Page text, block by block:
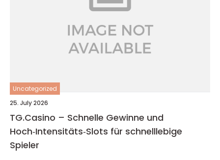
Uncategorized
25. July 2026
TG.Casino – Schnelle Gewinne und
Hoch‑Intensitäts‑Slots für schnelllebige
Spieler